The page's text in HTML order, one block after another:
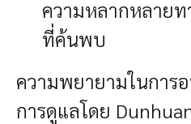
ความหลากหลายท
ที่ค้นพบ
ความพยายามในการ
การดูแลโดย